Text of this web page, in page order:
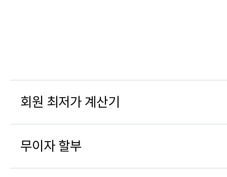
회원 최저가 계산기
무이자 할부